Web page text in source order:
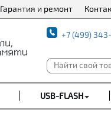
Гарантия и ремонт
+7 (499)
USB-FLASH